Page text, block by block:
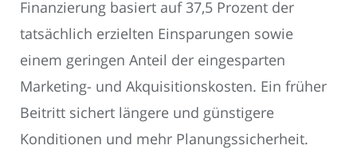
Finanzierung basiert auf 37,5 Prozent der
tatsächlich erzielten Einsparungen sowie
einem geringen Anteil der eingesparten
Marketing- und Akquisitionskosten. Ein früher
Beitritt sichert längere und günstigere
Konditionen und mehr Planungssicherheit.